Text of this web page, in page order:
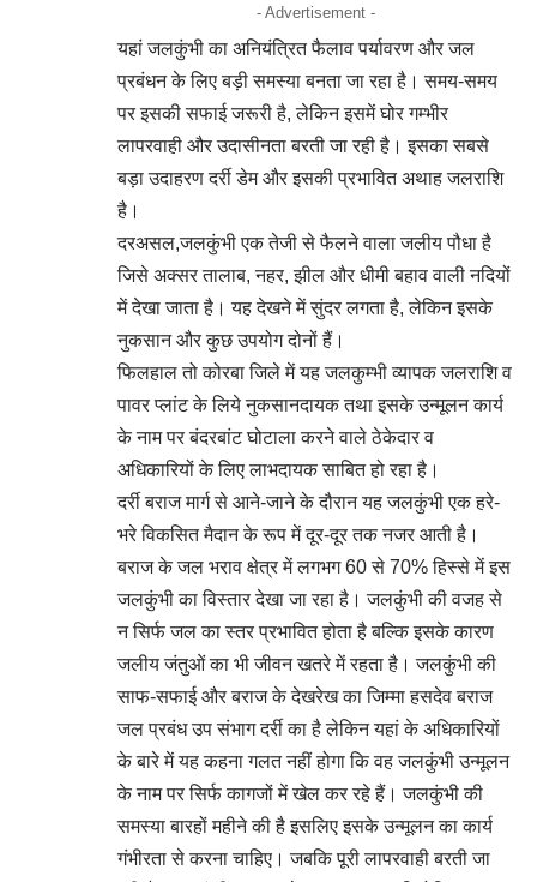
- Advertisement -
यहां जलकुंभी का अनियंत्रित फैलाव पर्यावरण और जल
प्रबंधन के लिए बड़ी समस्या बनता जा रहा है। समय-समय
पर इसकी सफाई जरूरी है, लेकिन इसमें घोर गम्भीर
लापरवाही और उदासीनता बरती जा रही है। इसका सबसे
बड़ा उदाहरण दर्री डेम और इसकी प्रभावित अथाह जलराशि
है।
दरअसल,जलकुंभी एक तेजी से फैलने वाला जलीय पौधा है
जिसे अक्सर तालाब, नहर, झील और धीमी बहाव वाली नदियों
में देखा जाता है। यह देखने में सुंदर लगता है, लेकिन इसके
नुकसान और कुछ उपयोग दोनों हैं।
फिलहाल तो कोरबा जिले में यह जलकुम्भी व्यापक जलराशि व
पावर प्लांट के लिये नुकसानदायक तथा इसके उन्मूलन कार्य
के नाम पर बंदरबांट घोटाला करने वाले ठेकेदार व
अधिकारियों के लिए लाभदायक साबित हो रहा है।
दर्री बराज मार्ग से आने-जाने के दौरान यह जलकुंभी एक हरे-
भरे विकसित मैदान के रूप में दूर-दूर तक नजर आती है।
बराज के जल भराव क्षेत्र में लगभग 60 से 70% हिस्से में इस
जलकुंभी का विस्तार देखा जा रहा है। जलकुंभी की वजह से
न सिर्फ जल का स्तर प्रभावित होता है बल्कि इसके कारण
जलीय जंतुओं का भी जीवन खतरे में रहता है। जलकुंभी की
साफ-सफाई और बराज के देखरेख का जिम्मा हसदेव बराज
जल प्रबंध उप संभाग दर्री का है लेकिन यहां के अधिकारियों
के बारे में यह कहना गलत नहीं होगा कि वह जलकुंभी उन्मूलन
के नाम पर सिर्फ कागजों में खेल कर रहे हैं। जलकुंभी की
समस्या बारहों महीने की है इसलिए इसके उन्मूलन का कार्य
गंभीरता से करना चाहिए। जबकि पूरी लापरवाही बरती जा